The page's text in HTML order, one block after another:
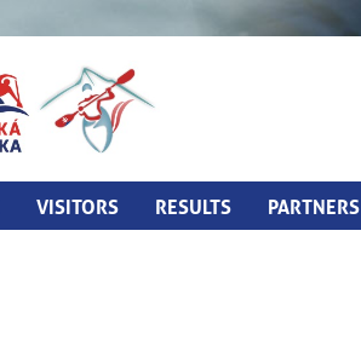
VISITORS RESULTS PARTNERS